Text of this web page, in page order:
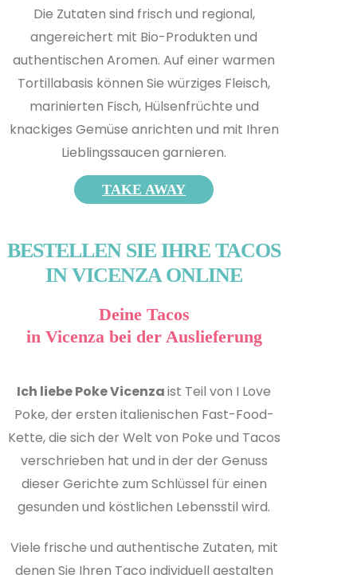
Die Zutaten sind frisch und regional,
angereichert mit Bio-Produkten und
authentischen Aromen. Auf einer warmen
Tortillabasis können Sie würziges Fleisch,
marinierten Fisch, Hülsenfrüchte und
knackiges Gemüse anrichten und mit Ihren
Lieblingssaucen garnieren.
TAKE AWAY
BESTELLEN SIE IHRE TACOS
IN VICENZA ONLINE
Deine Tacos
in Vicenza bei der Auslieferung
Ich liebe Poke Vicenzaist Teil von I Love
Poke, der ersten italienischen Fast-Food-
Kette, die sich der Welt von Poke und Tacos
verschrieben hat und in der der Genuss
dieser Gerichte zum Schlüssel für einen
gesunden und köstlichen Lebensstil wird.
Viele frische und authentische Zutaten, mit
denen Sie Ihren Taco individuell gestalten